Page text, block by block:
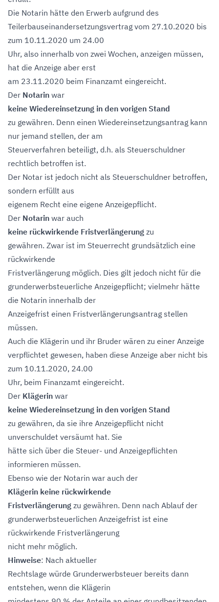
Die Notarin hätte den Erwerb aufgrund des
Teilerbauseinandersetzungsvertrag vom 27.10.2020 bis
zum 10.11.2020 um 24.00
Uhr, also innerhalb von zwei Wochen, anzeigen müssen,
hat die Anzeige aber erst
am 23.11.2020 beim Finanzamt eingereicht.
Der Notarin war
keine Wiedereinsetzung in den vorigen Stand
zu gewähren. Denn einen Wiedereinsetzungsantrag kann
nur jemand stellen, der am
Steuerverfahren beteiligt, d.h. als Steuerschuldner
rechtlich betroffen ist.
Der Notar ist jedoch nicht als Steuerschuldner betroffen,
sondern erfüllt aus
eigenem Recht eine eigene Anzeigepflicht.
Der Notarin war auch
keine rückwirkende Fristverlängerung zu
gewähren. Zwar ist im Steuerrecht grundsätzlich eine
rückwirkende
Fristverlängerung möglich. Dies gilt jedoch nicht für die
grunderwerbsteuerliche Anzeigepflicht; vielmehr hätte
die Notarin innerhalb der
Anzeigefrist einen Fristverlängerungsantrag stellen
müssen.
Auch die Klägerin und ihr Bruder wären zu einer Anzeige
verpflichtet gewesen, haben diese Anzeige aber nicht bis
zum 10.11.2020, 24.00
Uhr, beim Finanzamt eingereicht.
Der Klägerin war
keine Wiedereinsetzung in den vorigen Stand
zu gewähren, da sie ihre Anzeigepflicht nicht
unverschuldet versäumt hat. Sie
hätte sich über die Steuer- und Anzeigepflichten
informieren müssen.
Ebenso wie der Notarin war auch der
Klägerin keine rückwirkende
Fristverlängerung zu gewähren. Denn nach Ablauf der
grunderwerbsteuerlichen Anzeigefrist ist eine
rückwirkende Fristverlängerung
nicht mehr möglich.
Hinweise: Nach aktueller
Rechtslage würde Grunderwerbsteuer bereits dann
entstehen, wenn die Klägerin